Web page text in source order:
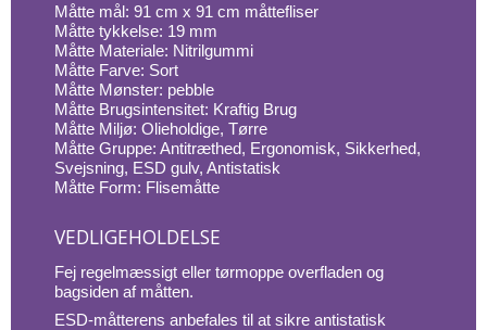
Måtte mål: 91 cm x 91 cm måttefliser
Måtte tykkelse: 19 mm
Måtte Materiale: Nitrilgummi
Måtte Farve: Sort
Måtte Mønster: pebble
Måtte Brugsintensitet: Kraftig Brug
Måtte Miljø: Olieholdige, Tørre
Måtte Gruppe: Antitræthed, Ergonomisk, Sikkerhed,
Svejsning, ESD gulv, Antistatisk
Måtte Form: Flisemåtte
VEDLIGEHOLDELSE
Fej regelmæssigt eller tørmoppe overfladen og
bagsiden af måtten.
ESD-måtterens anbefales til at sikre antistatisk